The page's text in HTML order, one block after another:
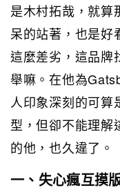
是木村拓哉，就算
呆的站著，也是好
這麼差劣，這品牌
舉嘛。在他為
人印象深刻的可算
型，但卻不能理解
的他，也久違了。
一、失心瘋互摸